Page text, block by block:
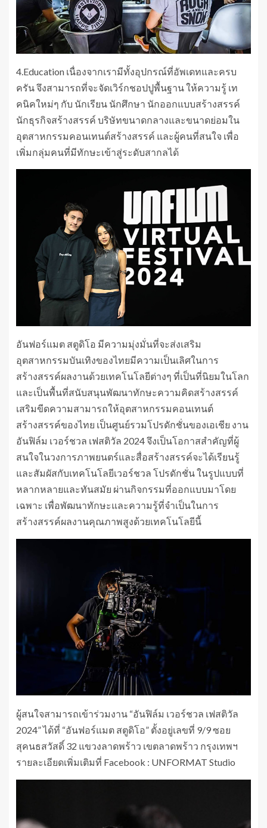
4.Education เนื่องจากเรามีทั้งอุปกรณ์ที่อัพเดทและครบ
ครัน จึงสามารถที่จะจัดเวิร์กชอปปูพื้นฐาน ให้ความรู้ เท
คนิคใหม่ๆ กับ นักเรียน นักศึกษา นักออกแบบสร้างสรรค์
นักธุรกิจสร้างสรรค์ บริษัทขนาดกลางและขนาดย่อมใน
อุตสาหกรรมคอนเทนต์สร้างสรรค์ และผู้คนที่สนใจ เพื่อ
เพิ่มกลุ่มคนที่มีทักษะเข้าสู่ระดับสากลได้
อันฟอร์แมต สตูดิโอ มีความมุ่งมั่นที่จะส่งเสริม
อุตสาหกรรมบันเทิงของไทยมีความเป็นเลิศในการ
สร้างสรรค์ผลงานด้วยเทคโนโลยีต่างๆ ที่เป็นที่นิยมในโลก
และเป็นพื้นที่สนับสนุนพัฒนาทักษะความคิดสร้างสรรค์
เสริมขีดความสามารถให้อุตสาหกรรมคอนเทนต์
สร้างสรรค์ของไทย เป็นศูนย์รวมโปรดักชั่นของเอเชีย งาน
อันฟิล์ม เวอร์ชวล เฟสติวัล 2024 จึงเป็นโอกาสสำคัญที่ผู้
สนใจในวงการภาพยนตร์และสื่อสร้างสรรค์จะได้เรียนรู้
และสัมผัสกับเทคโนโลยีเวอร์ชวล โปรดักชั่น ในรูปแบบที่
หลากหลายและทันสมัย ผ่านกิจกรรมที่ออกแบบมาโดย
เฉพาะ เพื่อพัฒนาทักษะและความรู้ที่จำเป็นในการ
สร้างสรรค์ผลงานคุณภาพสูงด้วยเทคโนโลยีนี้
ผู้สนใจสามารถเข้าร่วมงาน “อันฟิล์ม เวอร์ชวล เฟสติวัล
2024” ได้ที่ “อันฟอร์แมต สตูดิโอ” ตั้งอยู่เลขที่ 9/9 ซอย
สุคนธสวัสดิ์ 32 แขวงลาดพร้าว เขตลาดพร้าว กรุงเทพฯ
รายละเอียดเพิ่มเติมที่ Facebook : UNFORMAT Studio